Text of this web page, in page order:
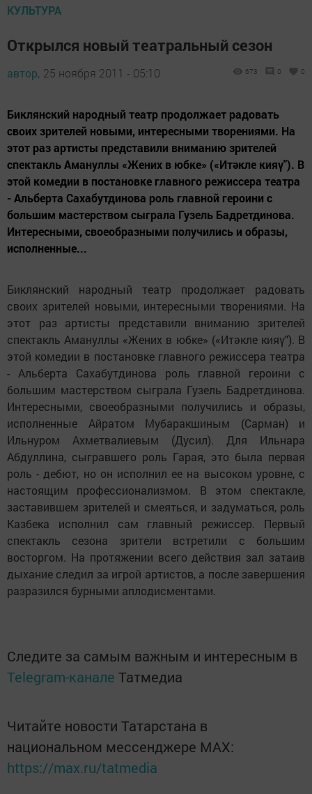
КУЛЬТУРА
Открылся новый театральный сезон
автор, 25 ноября 2011 - 05:10 673 0 0
Биклянский народный театр продолжает радовать
своих зрителей новыми, интересными творениями. На
этот раз артисты представили вниманию зрителей
спектакль Амануллы «Жених в юбке» («Итәкле кияү"). В
этой комедии в постановке главного режиссера театра
- Альберта Сахабутдинова роль главной героини с
большим мастерством сыграла Гузель Бадретдинова.
Интересными, своеобразными получились и образы,
исполненные...
Биклянский народный театр продолжает радовать
своих зрителей новыми, интересными творениями. На
этот раз артисты представили вниманию зрителей
спектакль Амануллы «Жених в юбке» («Итәкле кияү"). В
этой комедии в постановке главного режиссера театра
- Альберта Сахабутдинова роль главной героини с
большим мастерством сыграла Гузель Бадретдинова.
Интересными, своеобразными получились и образы,
исполненные Айратом Мубаракшиным (Сарман) и
Ильнуром Ахметвалиевым (Дусил). Для Ильнара
Абдуллина, сыгравшего роль Гарая, это была первая
роль - дебют, но он исполнил ее на высоком уровне, с
настоящим профессионализмом. В этом спектакле,
заставившем зрителей и смеяться, и задуматься, роль
Казбека исполнил сам главный режиссер. Первый
спектакль сезона зрители встретили с большим
восторгом. На протяжении всего действия зал затаив
дыхание следил за игрой артистов, а после завершения
разразился бурными аплодисментами.
Следите за самым важным и интересным в
Telegram-канале Татмедиа
Читайте новости Татарстана в
национальном мессенджере MАХ:
https://max.ru/tatmedia